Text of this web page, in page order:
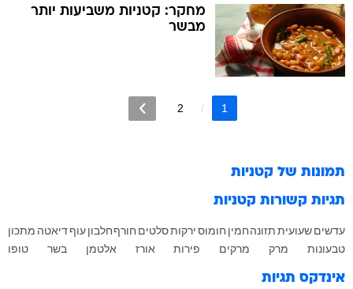
מחקר: קטניות משביעות יותר
מבשר
1
2
תמונות של קטניות
תגיות קשורות קטניות
עדשיםשעועיתתזונהחמין חומוסירקותסלטים חורףחלבון עוףדיאטה מתכון
טבעונות
מרק מרקים פירות אורז אלטמן בשר טופו
אינדקס תגיות